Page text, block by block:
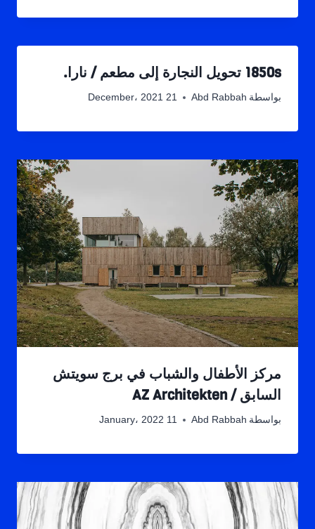
1850s تحويل النجارة إلى مطعم / نارا.
بواسطة Abd Rabbah 21 December، 2021
مركز الأطفال والشباب في برج سويتش
السابق / AZ Architekten
بواسطة Abd Rabbah 11 January، 2022